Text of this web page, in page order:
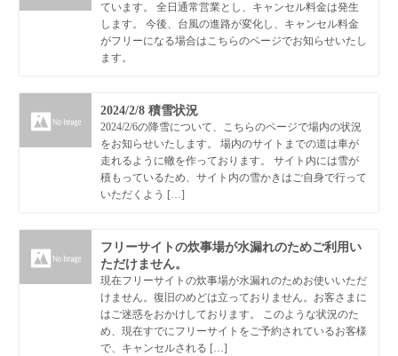
ています。 全日通常営業とし、キャンセル料金は発生
します。 今後、台風の進路が変化し、キャンセル料金
がフリーになる場合はこちらのページでお知らせいたし
ます。
2024/2/8 積雪状況
2024/2/6の降雪について、こちらのページで場内の状況
をお知らせいたします。 場内のサイトまでの道は車が
走れるように轍を作っております。 サイト内には雪が
積もっているため、サイト内の雪かきはご自身で行って
いただくよう […]
フリーサイトの炊事場が水漏れのためご利用い
ただけません。
現在フリーサイトの炊事場が水漏れのためお使いいただ
けません。復旧のめどは立っておりません。お客さまに
はご迷惑をおかけしております。 このような状況のた
め、現在すでにフリーサイトをご予約されているお客様
で、キャンセルされる […]